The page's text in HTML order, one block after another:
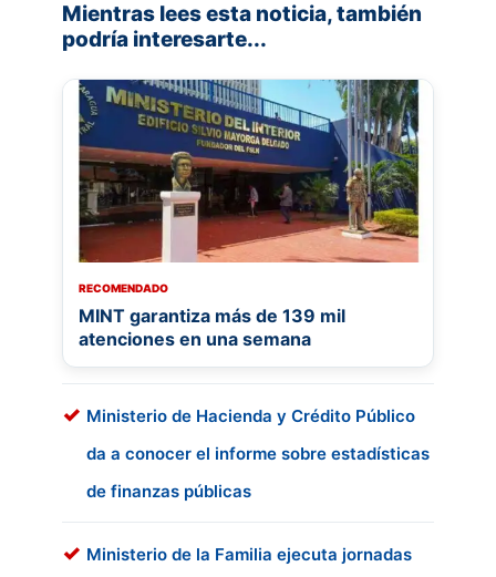
Mientras lees esta noticia, también
podría interesarte...
RECOMENDADO
MINT garantiza más de 139 mil
atenciones en una semana
Ministerio de Hacienda y Crédito Público
da a conocer el informe sobre estadísticas
de finanzas públicas
Ministerio de la Familia ejecuta jornadas